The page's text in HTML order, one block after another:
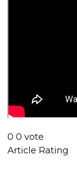
0 0 vote
Article Rating